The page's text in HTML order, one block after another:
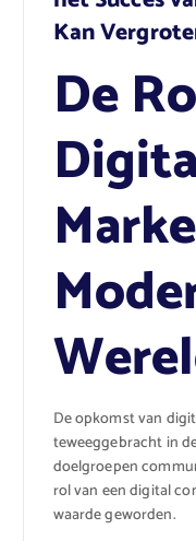
Kan
De
De opkomst van
teweeggebracht in
doelgroepen
rol van een digital
waarde geworden.